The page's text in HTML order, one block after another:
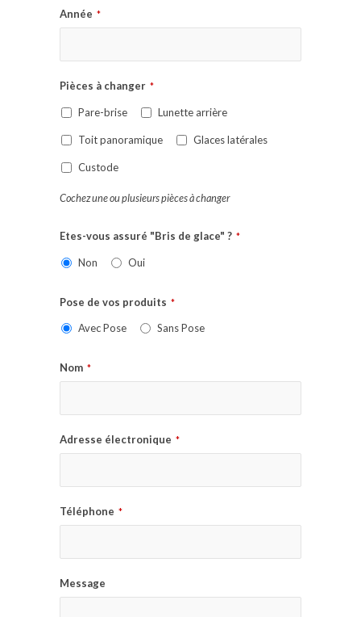
Année *
Pièces à changer *
Pare-brise Lunette arrière
Toit panoramique Glaces latérales
Custode
Cochez une ou plusieurs pièces à changer
Etes-vous assuré "Bris de glace" ? *
Non Oui
Pose de vos produits *
Avec Pose Sans Pose
Nom *
Adresse électronique *
Téléphone *
Message